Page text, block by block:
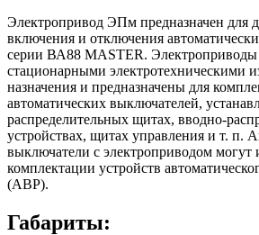
Электропривод ЭПм предназначен для
включения и отключения
серии ВА88 MASTER. Электроприводы
стационарными электротехническими
назначения и предназначены для
автоматических выключателей,
распределительных щитах, вводно-
устройствах, щитах управления и т. п.
выключатели с электроприводом могут
комплектации устройств
(АВР).
Габариты: